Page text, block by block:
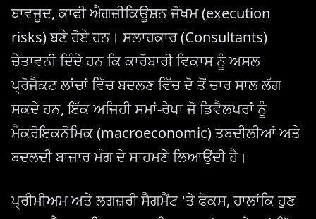
ਬਾਵਜੂਦ, ਕਾਫੀ ਐਗਜ਼ੀਕਿਊਸ਼ਨ ਜੋਖਮ (execution
risks) ਬਣੇ ਹੋਏ ਹਨ। ਸਲਾਹਕਾਰ (Consultants)
ਚੇਤਾਵਨੀ ਦਿੰਦੇ ਹਨ ਕਿ ਕਾਰੋਬਾਰੀ ਵਿਕਾਸ ਨੂੰ ਅਸਲ
ਪ੍ਰੋਜੈਕਟ ਲਾਂਚਾਂ ਵਿੱਚ ਬਦਲਣ ਵਿੱਚ ਦੋ ਤੋਂ ਚਾਰ ਸਾਲ ਲੱਗ
ਸਕਦੇ ਹਨ, ਇੱਕ ਅਜਿਹੀ ਸਮਾਂ-ਰੇਖਾ ਜੋ ਡਿਵੈਲਪਰਾਂ ਨੂੰ
ਮੈਕਰੋਇਕਨੋਮਿਕ (macroeconomic) ਤਬਦੀਲੀਆਂ ਅਤੇ
ਬਦਲਦੀ ਬਾਜ਼ਾਰ ਮੰਗ ਦੇ ਸਾਹਮਣੇ ਲਿਆਉਂਦੀ ਹੈ।
ਪ੍ਰੀਮੀਅਮ ਅਤੇ ਲਗਜ਼ਰੀ ਸੈਗਮੈਂਟ 'ਤੇ ਫੋਕਸ, ਹਾਲਾਂਕਿ ਹੁਣ